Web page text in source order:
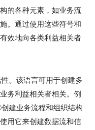
的各种元素，如业务流
。通过使用这些符号和
效地向各类利益相关者
。该语言可用于创建多
务利益相关者相关。例
建业务流程和组织结构
用它来创建数据流和信